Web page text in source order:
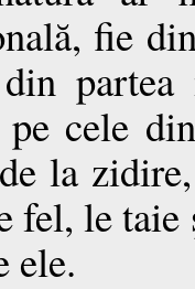
fie
partea
pe cele
la
fel, le taie
ele.